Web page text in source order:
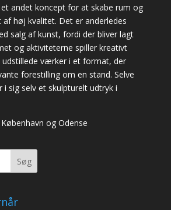
et andet koncept for at skabe rum og
høj kvalitet. Det er anderledes
salg af kunst, fordi der bliver lagt
og aktiviteterne spiller kreativt
udstillede værker i et format, der
forestilling om en stand. Selve
sig selv et skulpturelt udtryk i
og Odense
Søg